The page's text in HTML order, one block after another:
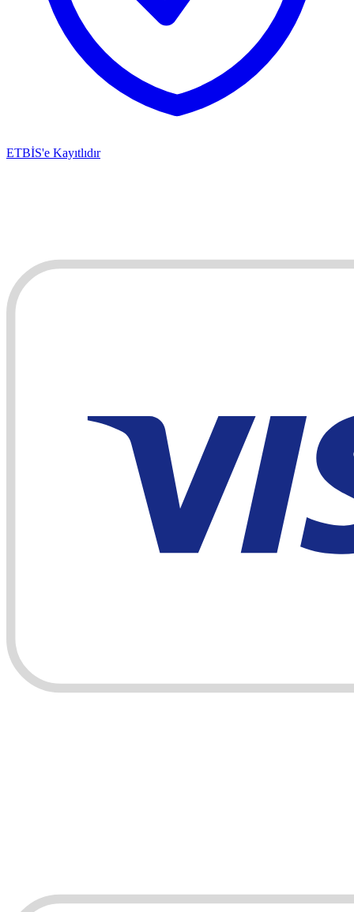
ETBİS'e Kayıtlıdır